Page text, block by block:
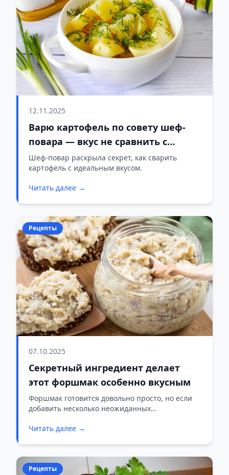
12.11.2025
Варю картофель по совету шеф-
повара — вкус не сравнить с
обычным
Шеф-повар раскрыла секрет, как сварить
картофель с идеальным вкусом.
Читать далее →
Рецепты
07.10.2025
Секретный ингредиент делает
этот форшмак особенно вкусным
Форшмак готовится довольно просто, но если
добавить несколько неожиданных
Читать далее →
Рецепты